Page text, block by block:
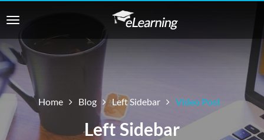
Home Blog Left Sidebar Video Post
Left Sidebar